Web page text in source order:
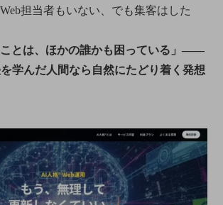
担当者もいない、でも集客はした
ことは、ほかの誰かも困っている」――
学んだ人間なら自然にたどり着く発想